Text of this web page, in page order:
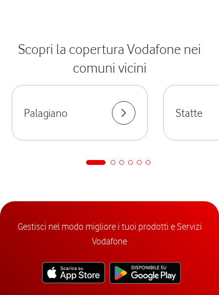
Scopri la copertura Vodafone nei
comuni vicini
Palagiano Statte
Gestisci nel modo migliore i tuoi prodotti e Servizi
Vodafone